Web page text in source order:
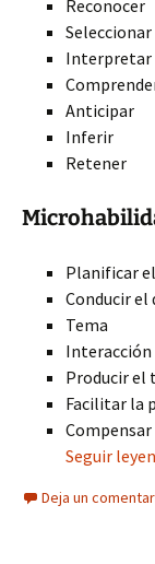
Reconocer
Seleccionar
Interpretar
Anticipar
Inferir
Retener
Planificar
Conducir el
Tema
Interacción
Producir el
Facilitar la
Compensar
Seguir
Deja un